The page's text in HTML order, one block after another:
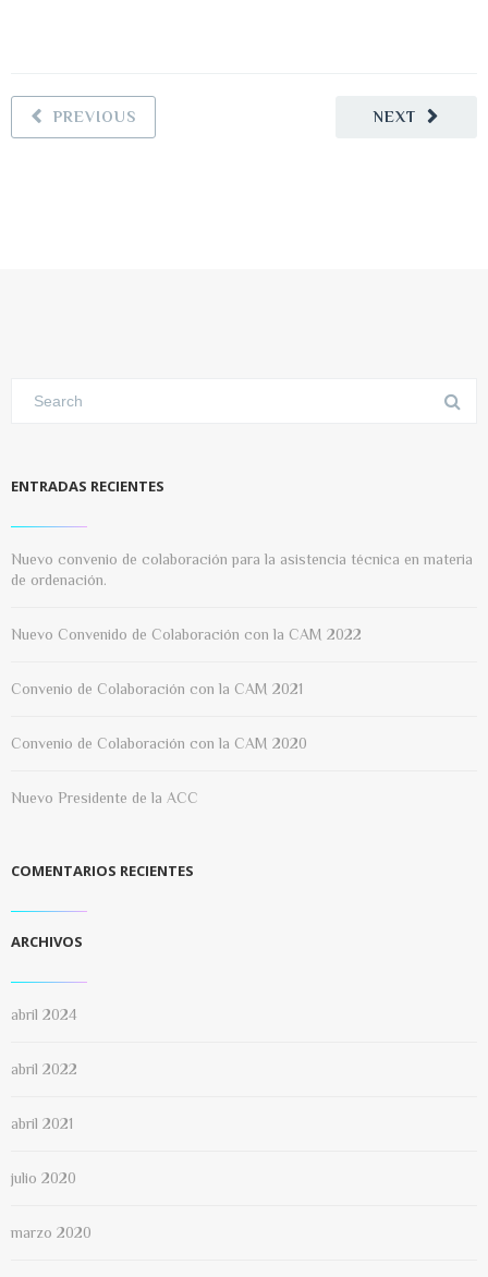
NEXT
PREVIOUS
ENTRADAS RECIENTES
Nuevo convenio de colaboración para la asistencia técnica en materia
de ordenación.
Nuevo Convenido de Colaboración con la CAM 2022
Convenio de Colaboración con la CAM 2021
Convenio de Colaboración con la CAM 2020
Nuevo Presidente de la ACC
COMENTARIOS RECIENTES
ARCHIVOS
abril 2024
abril 2022
abril 2021
julio 2020
marzo 2020